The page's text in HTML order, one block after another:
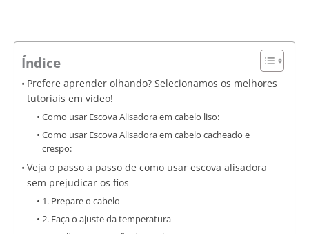
Índice
Prefere aprender olhando? Selecionamos os melhores
tutoriais em vídeo!
Como usar Escova Alisadora em cabelo liso:
Como usar Escova Alisadora em cabelo cacheado e
crespo:
Veja o passo a passo de como usar escova alisadora
sem prejudicar os fios
1. Prepare o cabelo
2. Faça o ajuste da temperatura